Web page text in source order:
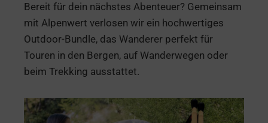
Bereit für dein nächstes Abenteuer? Gemeinsam
mit Alpenwert verlosen wir ein hochwertiges
Outdoor-Bundle, das Wanderer perfekt für
Touren in den Bergen, auf Wanderwegen oder
beim Trekking ausstattet.